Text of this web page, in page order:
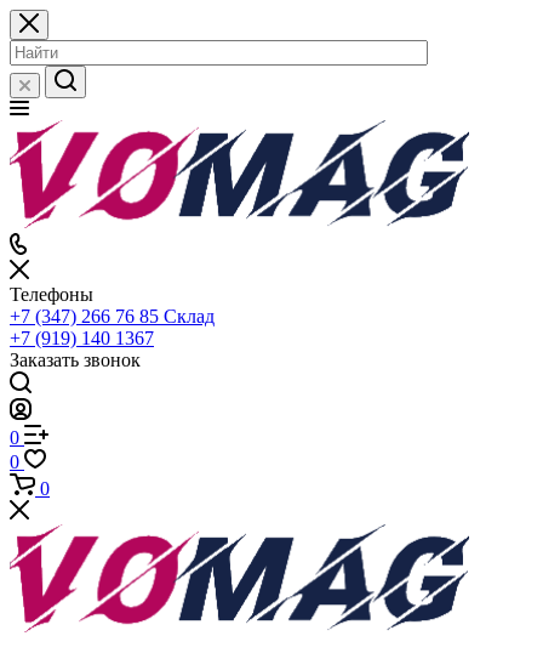
Телефоны
+7 (347) 266 76 85 Склад
+7 (919) 140 1367
Заказать звонок
0
0
0